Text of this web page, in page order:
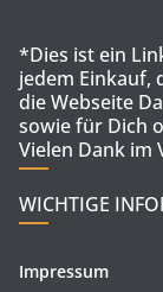
*Dies ist ein
jedem Einkauf,
die Webseite
sowie für Dich
Vielen Dank im
WICHTIGE
Impressum